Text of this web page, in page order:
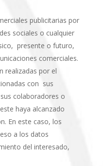
publicitarias por
sociales o cualquier
presente o futuro,
comerciales.
realizadas por el
con sus
colaboradores o
haya alcanzado
En este caso, los
a los datos
del interesado,